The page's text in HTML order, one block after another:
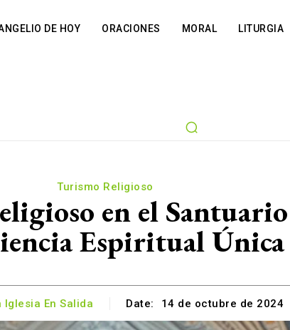
DE HOY ORACIONES MORAL LITURGIA
Turismo Religioso
en el
Espiritual Única
Iglesia En Salida Date: 14 de octubre de 2024